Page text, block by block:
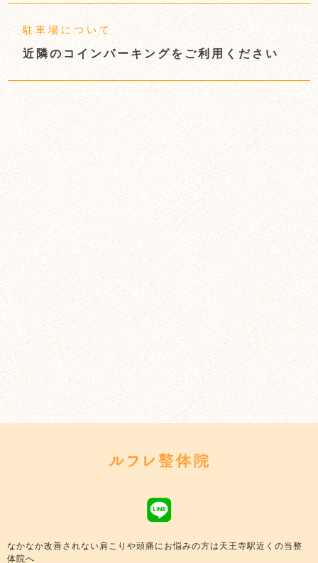
駐車場について
近隣のコインパーキングをご利用ください
なかなか改善されない肩こりや頭痛にお悩みの方は天王寺駅近くの当整
体院へ